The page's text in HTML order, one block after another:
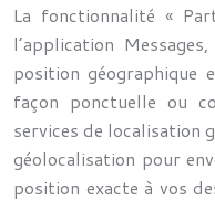
La fonctionnalité «
l’application
position géographique
façon ponctuelle ou
services de localisation
géolocalisation pour
position exacte à vos